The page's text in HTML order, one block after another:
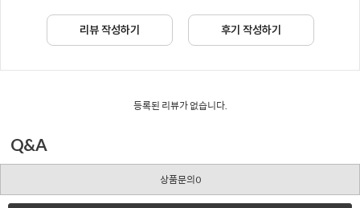
리뷰 작성하기 후기 작성하기
등록된 리뷰가 없습니다.
Q&A
상품문의0